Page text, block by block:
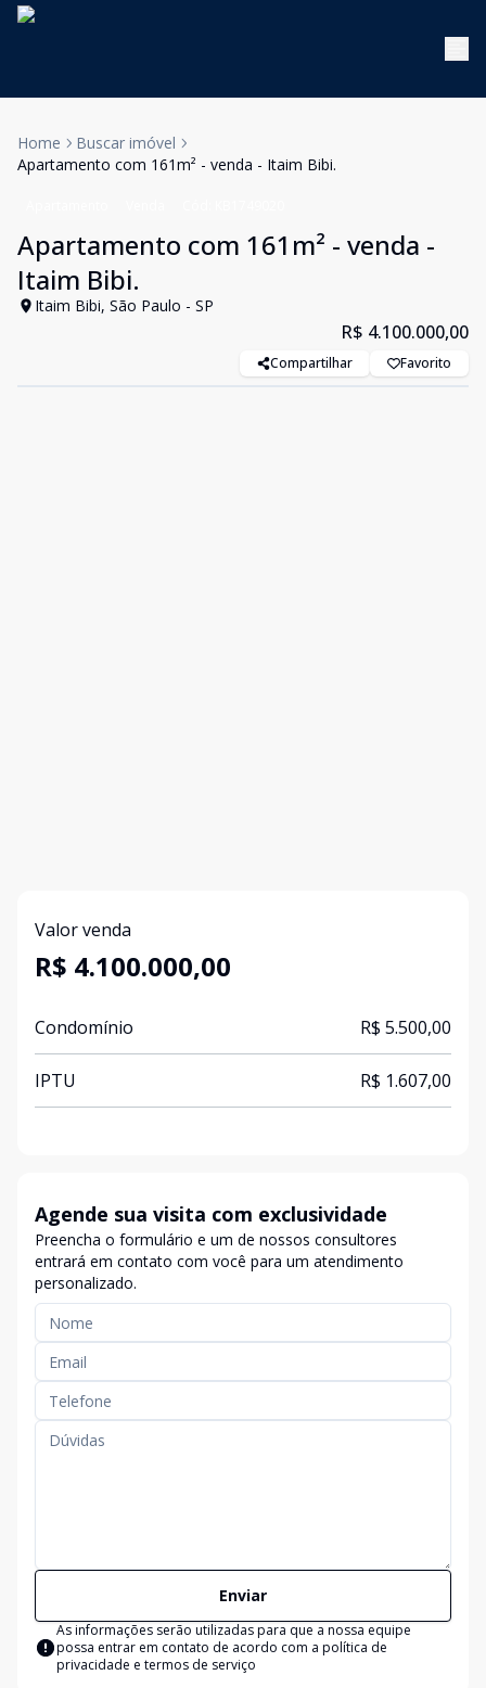
Home
Buscar imóvel
Apartamento com 161m² - venda - Itaim Bibi.
Apartamento com 161m² - venda -
Itaim Bibi.
Itaim Bibi, São Paulo - SP
R$ 4.100.000,00
Compartilhar Favorito
Valor venda
R$ 4.100.000,00
Condomínio R$ 5.500,00
IPTU R$ 1.607,00
Agende sua visita com exclusividade
Preencha o formulário e um de nossos consultores
entrará em contato com você para um atendimento
personalizado.
Enviar
As informações serão utilizadas para que a nossa equipe
possa entrar em contato de acordo com a política de
privacidade e termos de serviço